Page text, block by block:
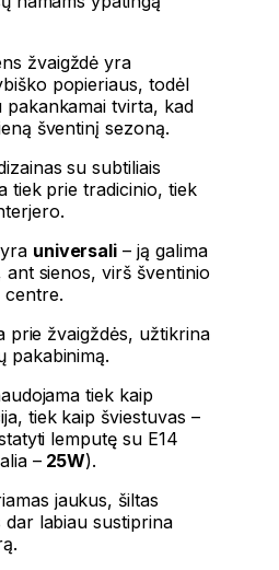
žvaigždė yra
popieriaus, todėl
tvirta, kad
šventinį sezoną.
su subtiliais
tiek prie tradicinio, tiek
universali – ją galima
sienos, virš šventinio
prie žvaigždės, užtikrina
pakabinimą.
tiek kaip
tiek kaip šviestuvas –
lemputę su E14
–25W).
jaukus, šiltas
labiau sustiprina